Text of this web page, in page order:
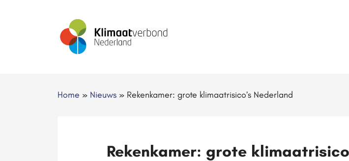
Home » Nieuws » Rekenkamer: grote klimaatrisico’s Nederland
Rekenkamer: grote